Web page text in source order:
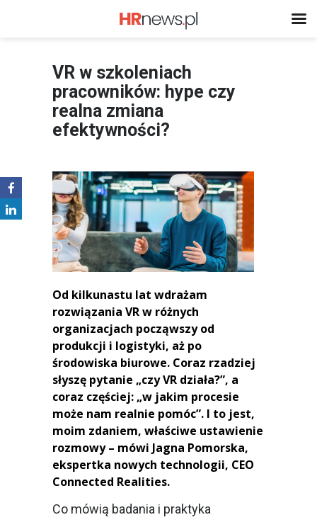
VR w szkoleniach
pracowników: hype czy
realna zmiana
efektywności?
Od kilkunastu lat wdrażam
rozwiązania VR w różnych
organizacjach począwszy od
produkcji i logistyki, aż po
środowiska biurowe. Coraz rzadziej
słyszę pytanie „czy VR działa?”, a
coraz częściej: „w jakim procesie
może nam realnie pomóc”. I to jest,
moim zdaniem, właściwe ustawienie
rozmowy – mówi Jagna Pomorska,
ekspertka nowych technologii, CEO
Connected Realities.
Co mówią badania i praktyka